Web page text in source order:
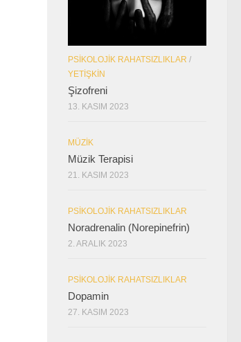
PSIKOLOJIK RAHATSIZLIKLAR /
YETIŞKIN
Şizofreni
13. KASIM 2023
MÜZIK
Müzik Terapisi
21. KASIM 2023
PSIKOLOJIK RAHATSIZLIKLAR
Noradrenalin (Norepinefrin)
2. ARALIK 2023
PSIKOLOJIK RAHATSIZLIKLAR
Dopamin
27. KASIM 2023